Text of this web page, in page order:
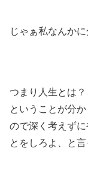
じゃぁ私なんか
つまり人生とは
ということが分
ので深く考えず
とをしろよ、と